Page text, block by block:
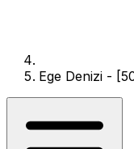
Ege Denizi -